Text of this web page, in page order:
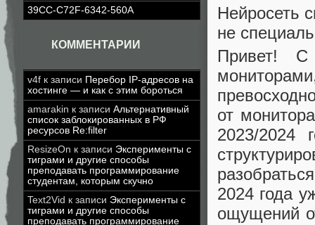
39CC-C72F-6342-560A
КОММЕНТАРИИ
v4f к записи Перебор IP-адресов на
хостинге — и как с этим бороться
amarakin к записи Альтернативный
список заблокированных в РФ
ресурсов Re:filter
ResizeOn к записи Эксперименты с
тиграми и другие способы
преподавать программирование
студентам, которым скучно
Text2Vid к записи Эксперименты с
тиграми и другие способы
преподавать программирование
Нейросеть
не
Привет!
от
2023/2024
2024 года
ощущений